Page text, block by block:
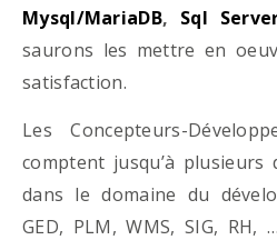
Mysql/MariaDB, Sql
saurons les mettre en
satisfaction.
Les Concepteurs-
comptent jusqu’à plusieurs
dans le domaine du
GED, PLM, WMS, SIG,